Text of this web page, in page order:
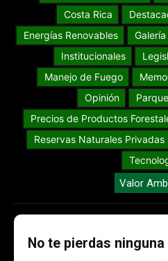
Costa Rica
Energías Renovables
Institucionales
Manejo de Fuego
Opinión
Precios de Productos
Reservas Naturales Privadas
Valor
No te pierdas